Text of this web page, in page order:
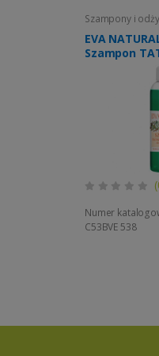
Szampony i
EVA
Szampon
250ml
Numer
C53BVE 538